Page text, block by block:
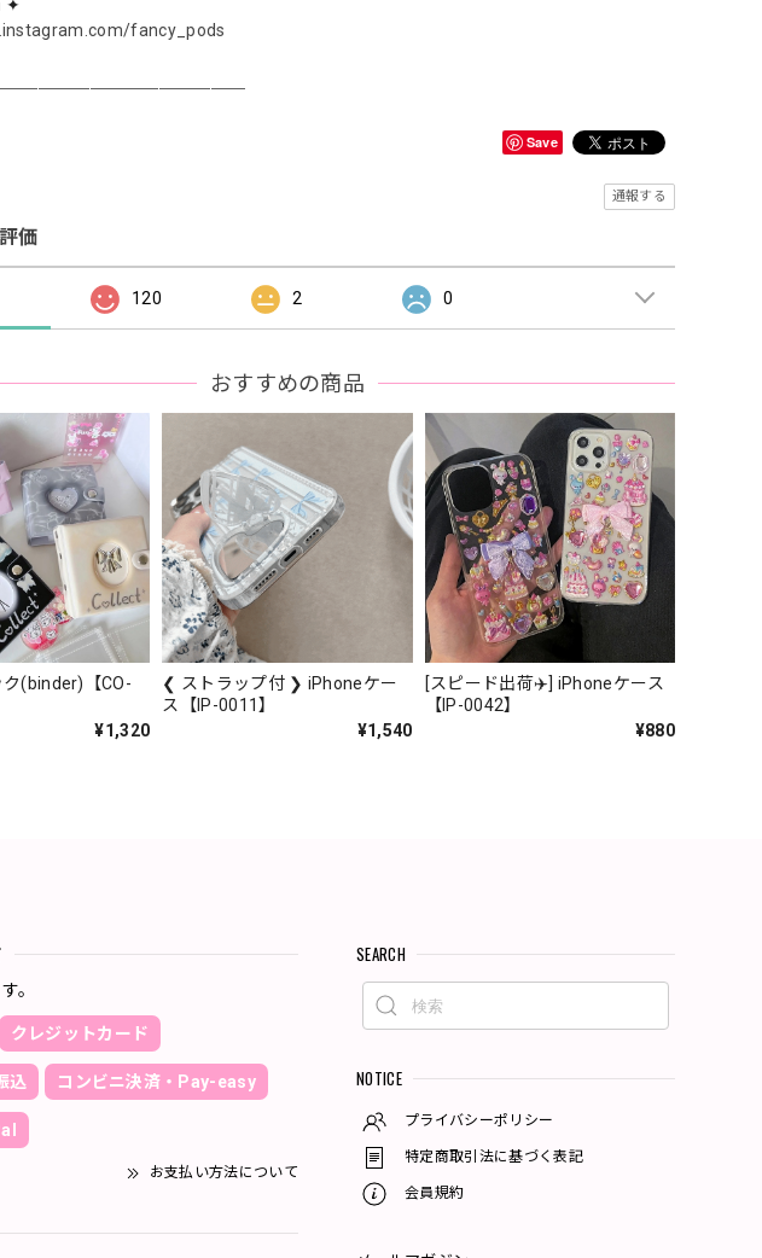
✦
fancy_pods
Save
通報する
価
120 2 0
おすすめの商品
(binder)【CO-
¥1,320
❮ ストラップ付 ❯ iPhoneケー
ス【IP-0011】
¥1,540
[スピード出荷✈️] iPhoneケース
【IP-0042】
¥880
。
クレジットカード
込 コンビニ決済・Pay-easy
お支払い方法について
SEARCH
NOTICE
プライバシーポリシー
特定商取引法に基づく表記
会員規約